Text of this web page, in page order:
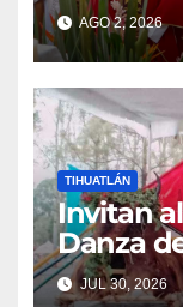
AGO 2, 2026
TIHUATLÁN
Invitan
Danza
JUL 30, 2026